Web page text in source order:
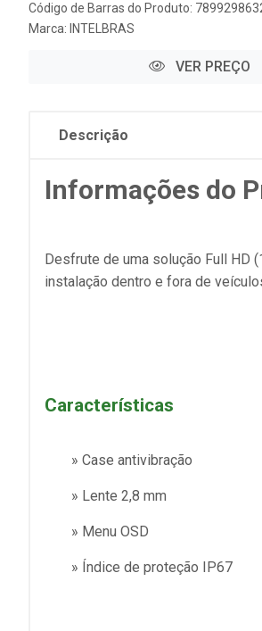
Código de Barras do Produto:
Marca: INTELBRAS
VER PREÇO
Descrição
Informações do
Desfrute de uma solução Full HD
instalação dentro e fora de
Características
» Case antivibração
» Lente 2,8 mm
» Menu OSD
» Índice de proteção IP67